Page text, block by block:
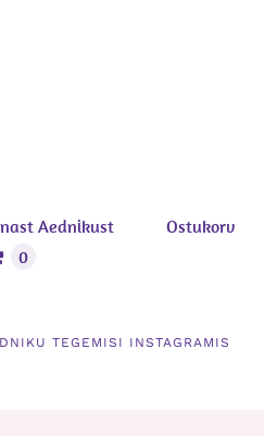
Aednikust Ostukorv
0
TEGEMISI INSTAGRAMIS